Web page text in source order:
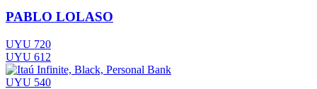
PABLO LOLASO
UYU 720
UYU 612
UYU 540